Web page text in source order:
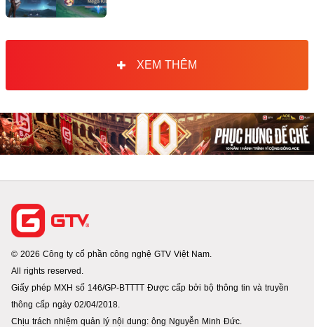
XEM THÊM
© 2026 Công ty cổ phần công nghệ GTV Việt Nam.
All rights reserved.
Giấy phép MXH số 146/GP-BTTTT Được cấp bởi bộ thông tin và truyền
thông cấp ngày 02/04/2018.
Chịu trách nhiệm quản lý nội dung: ông Nguyễn Minh Đức.